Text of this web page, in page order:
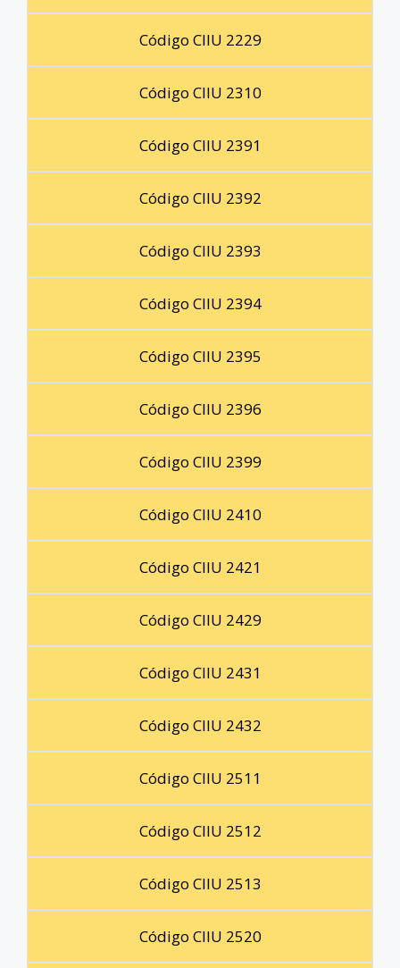
Código CIIU 2229
Código CIIU 2310
Código CIIU 2391
Código CIIU 2392
Código CIIU 2393
Código CIIU 2394
Código CIIU 2395
Código CIIU 2396
Código CIIU 2399
Código CIIU 2410
Código CIIU 2421
Código CIIU 2429
Código CIIU 2431
Código CIIU 2432
Código CIIU 2511
Código CIIU 2512
Código CIIU 2513
Código CIIU 2520